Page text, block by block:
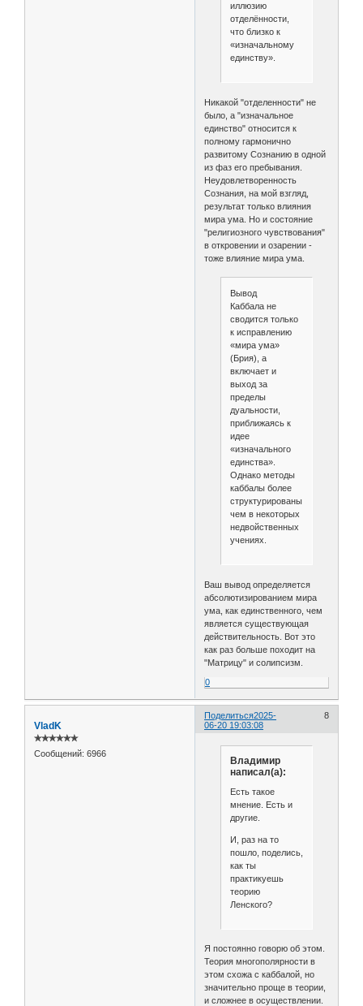
иллюзию
отделённости,
что близко к
«изначальному
единству».
Никакой "отделенности" не
было, а "изначальное
единство" относится к
полному гармонично
развитому Сознанию в одной
из фаз его пребывания.
Неудовлетворенность
Сознания, на мой взгляд,
результат только влияния
мира ума. Но и состояние
"религиозного чувствования"
в откровении и озарении -
тоже влияние мира ума.
Вывод
Каббала не
сводится только
к исправлению
«мира ума»
(Брия), а
включает и
выход за
пределы
дуальности,
приближаясь к
идее
«изначального
единства».
Однако методы
каббалы более
структурированы,
чем в некоторых
недвойственных
учениях.
Ваш вывод определяется
абсолютизированием мира
ума, как единственного, чем
является существующая
действительность. Вот это
как раз больше походит на
"Матрицу" и солипсизм.
0
Поделиться 8
2025-
06-20 19:03:08
VladK
✯✯✯✯✯✯
Сообщений: 6966
Владимир
написал(а):
Есть такое
мнение. Есть и
другие.
И, раз на то
пошло, поделись,
как ты
практикуешь
теорию
Ленского?
Я постоянно говорю об этом.
Теория многополярности в
этом схожа с каббалой, но
значительно проще в теории,
и сложнее в осуществлении.